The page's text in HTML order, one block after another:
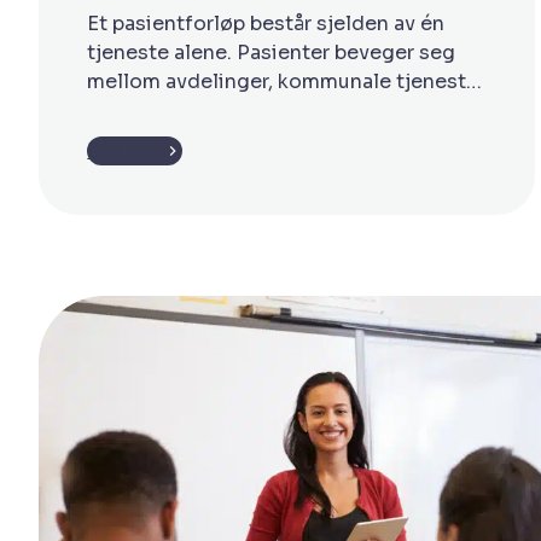
Et pasientforløp består sjelden av én
tjeneste alene. Pasienter beveger seg
mellom avdelinger, kommunale tjenester
skal informasjon følge med, oppgaver
koordineres og ressursene brukes på
ikke […]
Les mer